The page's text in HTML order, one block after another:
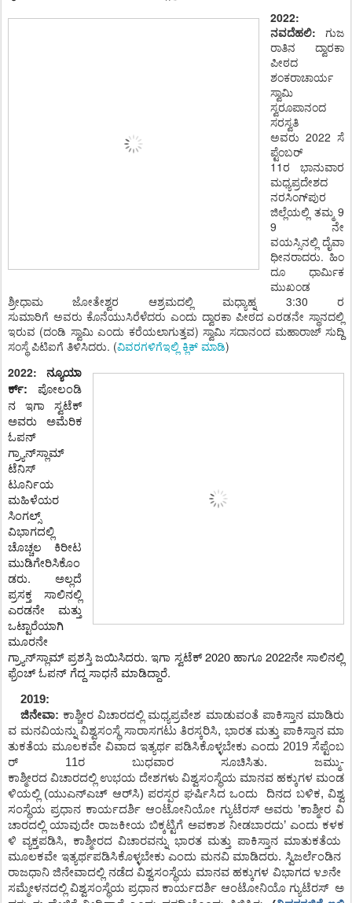
2022:
ನವದೆಹಲಿ: ಗುಜ
ರಾತಿನ ದ್ವಾರಕಾ
ಪೀಠದ
ಶಂಕರಾಚಾರ್ಯ
ಸ್ವಾಮಿ
ಸ್ವರೂಪಾನಂದ
ಸರಸ್ವತಿ
ಅವರು 2022 ಸೆ
ಪ್ಟೆಂಬರ್‌
11ರ ಭಾನುವಾರ
ಮಧ್ಯಪ್ರದೇಶದ
ನರಸಿಂಗ್‌ಪುರ
ಜಿಲ್ಲೆಯಲ್ಲಿ ತಮ್ಮ 9
9 ನೇ
ವಯಸ್ಸಿನಲ್ಲಿ ದೈವಾ
ಧೀನರಾದರು. ಹಿಂ
ದೂ ಧಾರ್ಮಿಕ
ಮುಖಂಡ
ಶ್ರೀಧಾಮ ಜೋತೇಶ್ವರ ಆಶ್ರಮದಲ್ಲಿ ಮಧ್ಯಾಹ್ನ 3:30 ರ
ಸುಮಾರಿಗೆ ಅವರುಕೊನೆಯುಸಿರೆಳೆದರು ಎಂದು ದ್ವಾರಕಾ ಪೀಠದ ಎರಡನೇಸ್ಥಾನದಲ್ಲಿ
ಇರುವ (ದಂಡಿ ಸ್ವಾಮಿ ಎಂದು ಕರೆಯಲಾಗುತ್ತವ) ಸ್ವಾಮಿ ಸದಾನಂದ ಮಹಾರಾಜ್ ಸುದ್ದಿ
ಸಂಸ್ಥೆ ಪಿಟಿಐಗೆ ತಿಳಿಸಿದರು. (ವಿವರಗಳಿಗೆಇಲ್ಲಿ ಕ್ಲಿಕ್‌ ಮಾಡಿ)
2022: ನ್ಯೂಯಾ
ರ್ಕ್: ಪೋಲಂಡಿ
ನ ಇಗಾ ಸ್ವಟೆಕ್‌
ಅವರು ಅಮೆರಿಕ
ಓಪನ್‌
ಗ್ರ್ಯಾನ್‌ಸ್ಲಾಮ್‌
ಟೆನಿಸ್‌
ಟೂರ್ನಿಯ
ಮಹಿಳೆಯರ
ಸಿಂಗಲ್ಸ್‌
ವಿಭಾಗದಲ್ಲಿ
ಚೊಚ್ಚಲ ಕಿರೀಟ
ಮುಡಿಗೇರಿಸಿಕೊಂ
ಡರು. ಅಲ್ಲದೆ
ಪ್ರಸಕ್ತ ಸಾಲಿನಲ್ಲಿ
ಎರಡನೇ ಮತ್ತು
ಒಟ್ಟಾರೆಯಾಗಿ
ಮೂರನೇ
ಗ್ರ್ಯಾನ್‌ಸ್ಲಾಮ್ ಪ್ರಶಸ್ತಿ ಜಯಿಸಿದರು.ಇಗಾ ಸ್ವಟೆಕ್2020ಹಾಗೂ2022ನೇ ಸಾಲಿನಲ್ಲಿ
ಫ್ರೆಂಚ್ ಓಪನ್ ಗೆದ್ದ ಸಾಧನೆ ಮಾಡಿದ್ದಾರೆ.
2019:
ಜಿನೇವಾ: ಕಾಶ್ಚೀರ ವಿಚಾರದಲ್ಲಿ ಮಧ್ಯಪ್ರವೇಶ ಮಾಡುವಂತೆ ಪಾಕಿಸ್ತಾನ ಮಾಡಿರು
ವ ಮನವಿಯನ್ನು ವಿಶ್ವಸಂಸ್ಥೆ ಸಾರಾಸಗಟು ತಿರಸ್ಕರಿಸಿ, ಭಾರತ ಮತ್ತು ಪಾಕಿಸ್ತಾನ ಮಾ
ತುಕತೆಯ ಮೂಲಕವೇ ವಿವಾದ ಇತ್ಯರ್ಥ ಪಡಿಸಿಕೊಳ್ಳಬೇಕು ಎಂದು 2019ಸೆಪ್ಟೆಂಬ
ರ್ 11ರ ಬುಧವಾರ
ಸೂಚಿಸಿತು. ಜಮ್ಮು-
ಕಾಶ್ಮೀರದ ವಿಚಾರದಲ್ಲಿ ಉಭಯ ದೇಶಗಳು ವಿಶ್ವಸಂಸ್ಥೆಯ ಮಾನವ ಹಕ್ಕುಗಳ ಮಂಡ
ಳಿಯಲ್ಲಿ (ಯುಎನ್ಎಚ್ ಆರ್ಸಿ)ಪರಸ್ಪರ ಘರ್ಷಿಸಿದ ಒಂದು ದಿನದ ಬಳಿಕ,ವಿಶ್ವ
ಸಂಸ್ಥೆಯ ಪ್ರಧಾನ ಕಾರ್ಯದರ್ಶಿ ಆಂಟೋನಿಯೋ ಗ್ಯುಟೆರಸ್ ಅವರು ’ಕಾಶ್ಮೀರ ವಿ
ಚಾರದಲ್ಲಿ ಯಾವುದೇ ರಾಜಕೀಯ ಬಿಕ್ಕಟ್ಟಿಗೆ ಅವಕಾಶ ನೀಡಬಾರದು’ ಎಂದು ಕಳಕ
ಳಿ ವ್ಯಕ್ತಪಡಿಸಿ, ಕಾಶ್ಮೀರದ ವಿಚಾರವನ್ನು ಭಾರತ ಮತ್ತು ಪಾಕಿಸ್ತಾನ ಮಾತುಕತೆಯ
ಮೂಲಕವೇ ಇತ್ಯರ್ಥಪಡಿಸಿಕೊಳ್ಳಬೇಕು ಎಂದು ಮನವಿ ಮಾಡಿದರು.ಸ್ವಿಜರ್ಲೆಂಡಿನ
ರಾಜಧಾನಿ ಜಿನೇವಾದಲ್ಲಿ ನಡೆದ ವಿಶ್ವಸಂಸ್ಥೆಯ ಮಾನವ ಹಕ್ಕುಗಳ ವಿಭಾಗದ ೪೨ನೇ
ಸಮ್ಮೇಳನದಲ್ಲಿ ವಿಶ್ವಸಂಸ್ಥೆಯ ಪ್ರಧಾನ ಕಾರ್ಯದರ್ಶಿ ಆಂಟೋನಿಯೊ ಗ್ಯುಟೆರಸ್ ಅ